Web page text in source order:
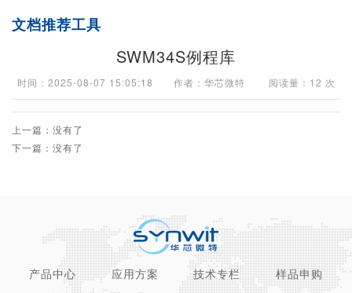
文档推荐工具
SWM34S例程库
时间：2025-08-07 15:05:18 作者：华芯微特 阅读量： 12 次
上一篇：没有了
下一篇：没有了
产品中心 应用方案 技术专栏
样品申购